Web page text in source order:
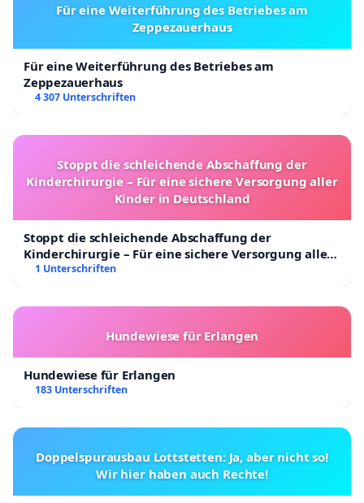
Für eine Weiterführung des Betriebes am
Zeppezauerhaus
Für eine Weiterführung des Betriebes am
Zeppezauerhaus
4 307 Unterschriften
Stoppt die schleichende Abschaffung der
Kinderchirurgie – Für eine sichere Versorgung aller
Kinder in Deutschland
Stoppt die schleichende Abschaffung der
Kinderchirurgie – Für eine sichere Versorgung aller
Kinder in Deutschland
1 Unterschriften
Hundewiese für Erlangen
Hundewiese für Erlangen
183 Unterschriften
Doppelspurausbau Lottstetten: Ja, aber nicht so!
Wir hier haben auch Rechte!